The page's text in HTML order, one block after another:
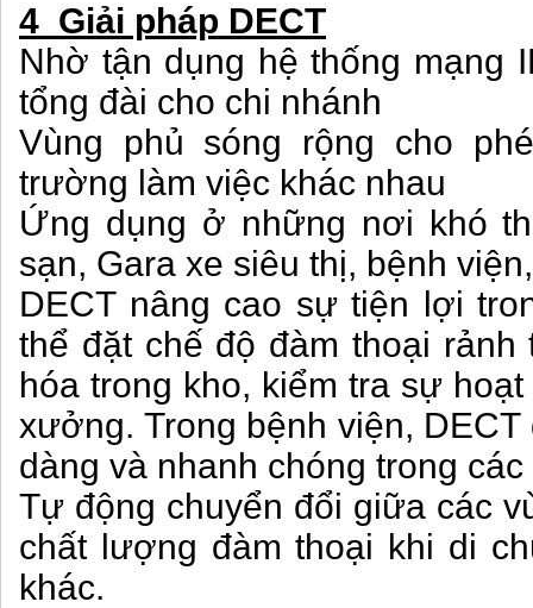
4 Giải pháp DECT
Nhờ tận dụng hệ thống mạng
tổng đài cho chi nhánh
Vùng phủ sóng rộng cho
trường làm việc khác nhau
Ứng dụng ở những nơi khó
sạn, Gara xe siêu thị, bệnh
DECT nâng cao sự tiện lợi
thể đặt chế độ đàm thoại
hóa trong kho, kiểm tra sự
xưởng. Trong bệnh viện,
dàng và nhanh chóng trong
Tự động chuyển đổi giữa các
chất lượng đàm thoại khi di
khác.